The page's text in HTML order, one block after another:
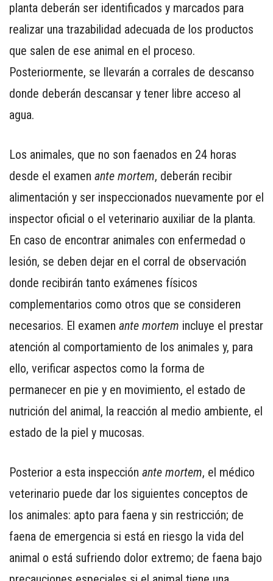
planta deberán ser identificados y marcados para
realizar una trazabilidad adecuada de los productos
que salen de ese animal en el proceso.
Posteriormente, se llevarán a corrales de descanso
donde deberán descansar y tener libre acceso al
agua.
Los animales, que no son faenados en 24 horas
desde el examen ante mortem, deberán recibir
alimentación y ser inspeccionados nuevamente por el
inspector oficial o el veterinario auxiliar de la planta.
En caso de encontrar animales con enfermedad o
lesión, se deben dejar en el corral de observación
donde recibirán tanto exámenes físicos
complementarios como otros que se consideren
necesarios. El examen ante mortem incluye el prestar
atención al comportamiento de los animales y, para
ello, verificar aspectos como la forma de
permanecer en pie y en movimiento, el estado de
nutrición del animal, la reacción al medio ambiente, el
estado de la piel y mucosas.
Posterior a esta inspección ante mortem, el médico
veterinario puede dar los siguientes conceptos de
los animales: apto para faena y sin restricción; de
faena de emergencia si está en riesgo la vida del
animal o está sufriendo dolor extremo; de faena bajo